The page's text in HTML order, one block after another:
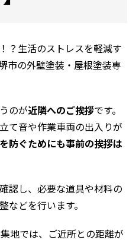
のが近隣へのご挨拶です。
て音や作業車両の出入りが
防ぐためにも事前の挨拶は
認し、必要な道具や材料の
などを行います。
地では、ご近所との距離が